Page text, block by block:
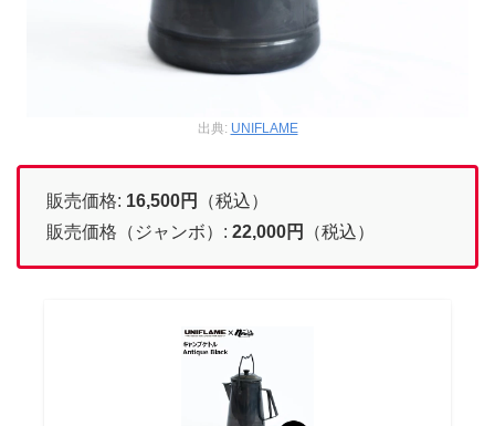
出典: UNIFLAME
販売価格: 16,500円
（税込）
販売価格（ジャンボ）: 22,000円 （税込）